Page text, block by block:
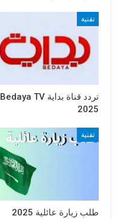
تقنية
تردد قناة بداية Bedaya TV
2025
تقنية
طلب زيارة عائلية 2025